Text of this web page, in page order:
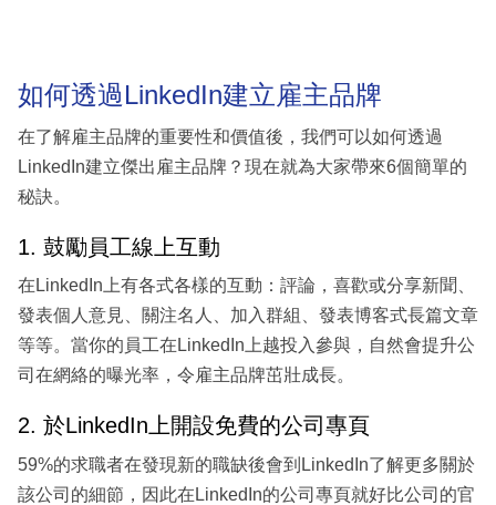
如何透過LinkedIn建立雇主品牌
在了解雇主品牌的重要性和價值後，我們可以如何透過
LinkedIn建立傑出雇主品牌？現在就為大家帶來6個簡單的
秘訣。
1. 鼓勵員工線上互動
在LinkedIn上有各式各樣的互動：評論，喜歡或分享新聞、
發表個人意見、關注名人、加入群組、發表博客式長篇文章
等等。當你的員工在LinkedIn上越投入參與，自然會提升公
司在網絡的曝光率，令雇主品牌茁壯成長。
2. 於LinkedIn上開設免費的公司專頁
59%的求職者在發現新的職缺後會到LinkedIn了解更多關於
該公司的細節，因此在LinkedIn的公司專頁就好比公司的官